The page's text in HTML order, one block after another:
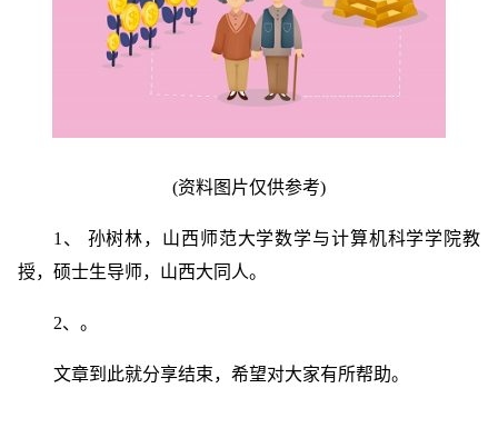
(资料图片仅供参考)
1、 孙树林，山西师范大学数学与计算机科学学院教
授，硕士生导师，山西大同人。
2、。
文章到此就分享结束，希望对大家有所帮助。